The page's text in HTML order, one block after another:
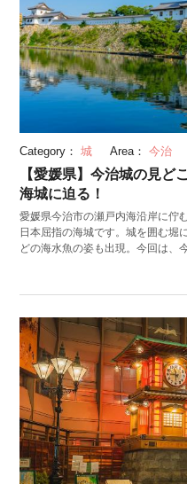
Category： 城 Area： 今治
【愛媛県】今治城の見ど
海城に迫る！
愛媛県今治市の瀬戸内海沿岸に佇
日本屈指の海城です。城を囲む堀
どの海水魚の姿も出現。今回は、